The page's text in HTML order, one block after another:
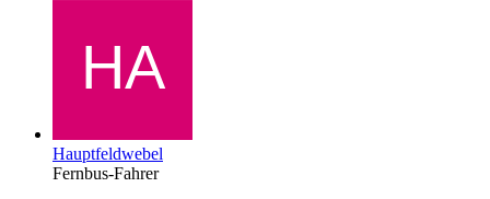
Hauptfeldwebel
Fernbus-Fahrer